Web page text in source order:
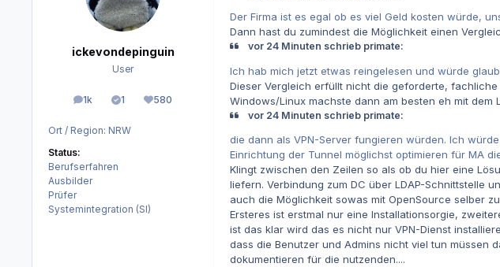
ickevondepinguin
User
1k
Beiträge1
Lösungen580
Reputation
Ort / Region: NRW
Status:
Berufserfahren
Ausbilder
Prüfer
Systemintegration (SI)
Der Firma ist es egal ob es viel Geld kosten würde,
Dann hast du zumindest die Möglichkeit einen
vor 24 Minuten schrieb primate:
Ich hab mich jetzt etwas reingelesen und würde
Dieser Vergleich erfüllt nicht die geforderte,
Windows/Linux machste dann am besten eh mit
vor 24 Minuten schrieb primate:
die dann als VPN-Server fungieren würden. Ich
Einrichtung der Tunnel möglichst optimieren für MA
Klingt zwischen den Zeilen so als ob du hier eine
liefern. Verbindung zum DC über LDAP-Schnittstelle
auch die Möglichkeit sowas mit OpenSource selber
Ersteres ist erstmal nur eine Installationsorgie,
ist das klar wird das es nicht nur VPN-Dienst
dass die Benutzer und Admins nicht viel tun müssen
dokumentieren für die nutzenden....